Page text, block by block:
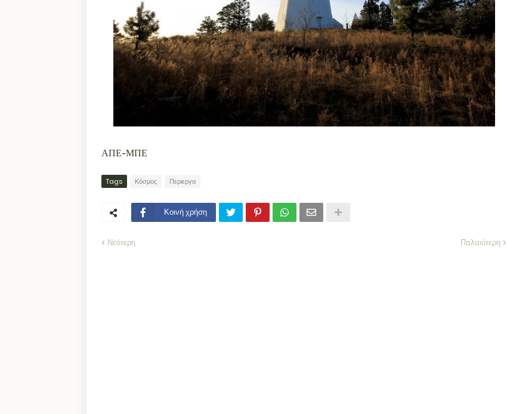
ΑΠΕ-ΜΠΕ
Tags Κόσμος Περιεργα
Κοινή χρήση
Νεότερη Παλαιότερη